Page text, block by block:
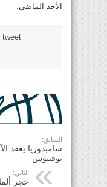
الأحد الماضي.
tweet
السابق:
سامبدوريا يعقد
يوفنتوس
التالي:
حجر ألماس